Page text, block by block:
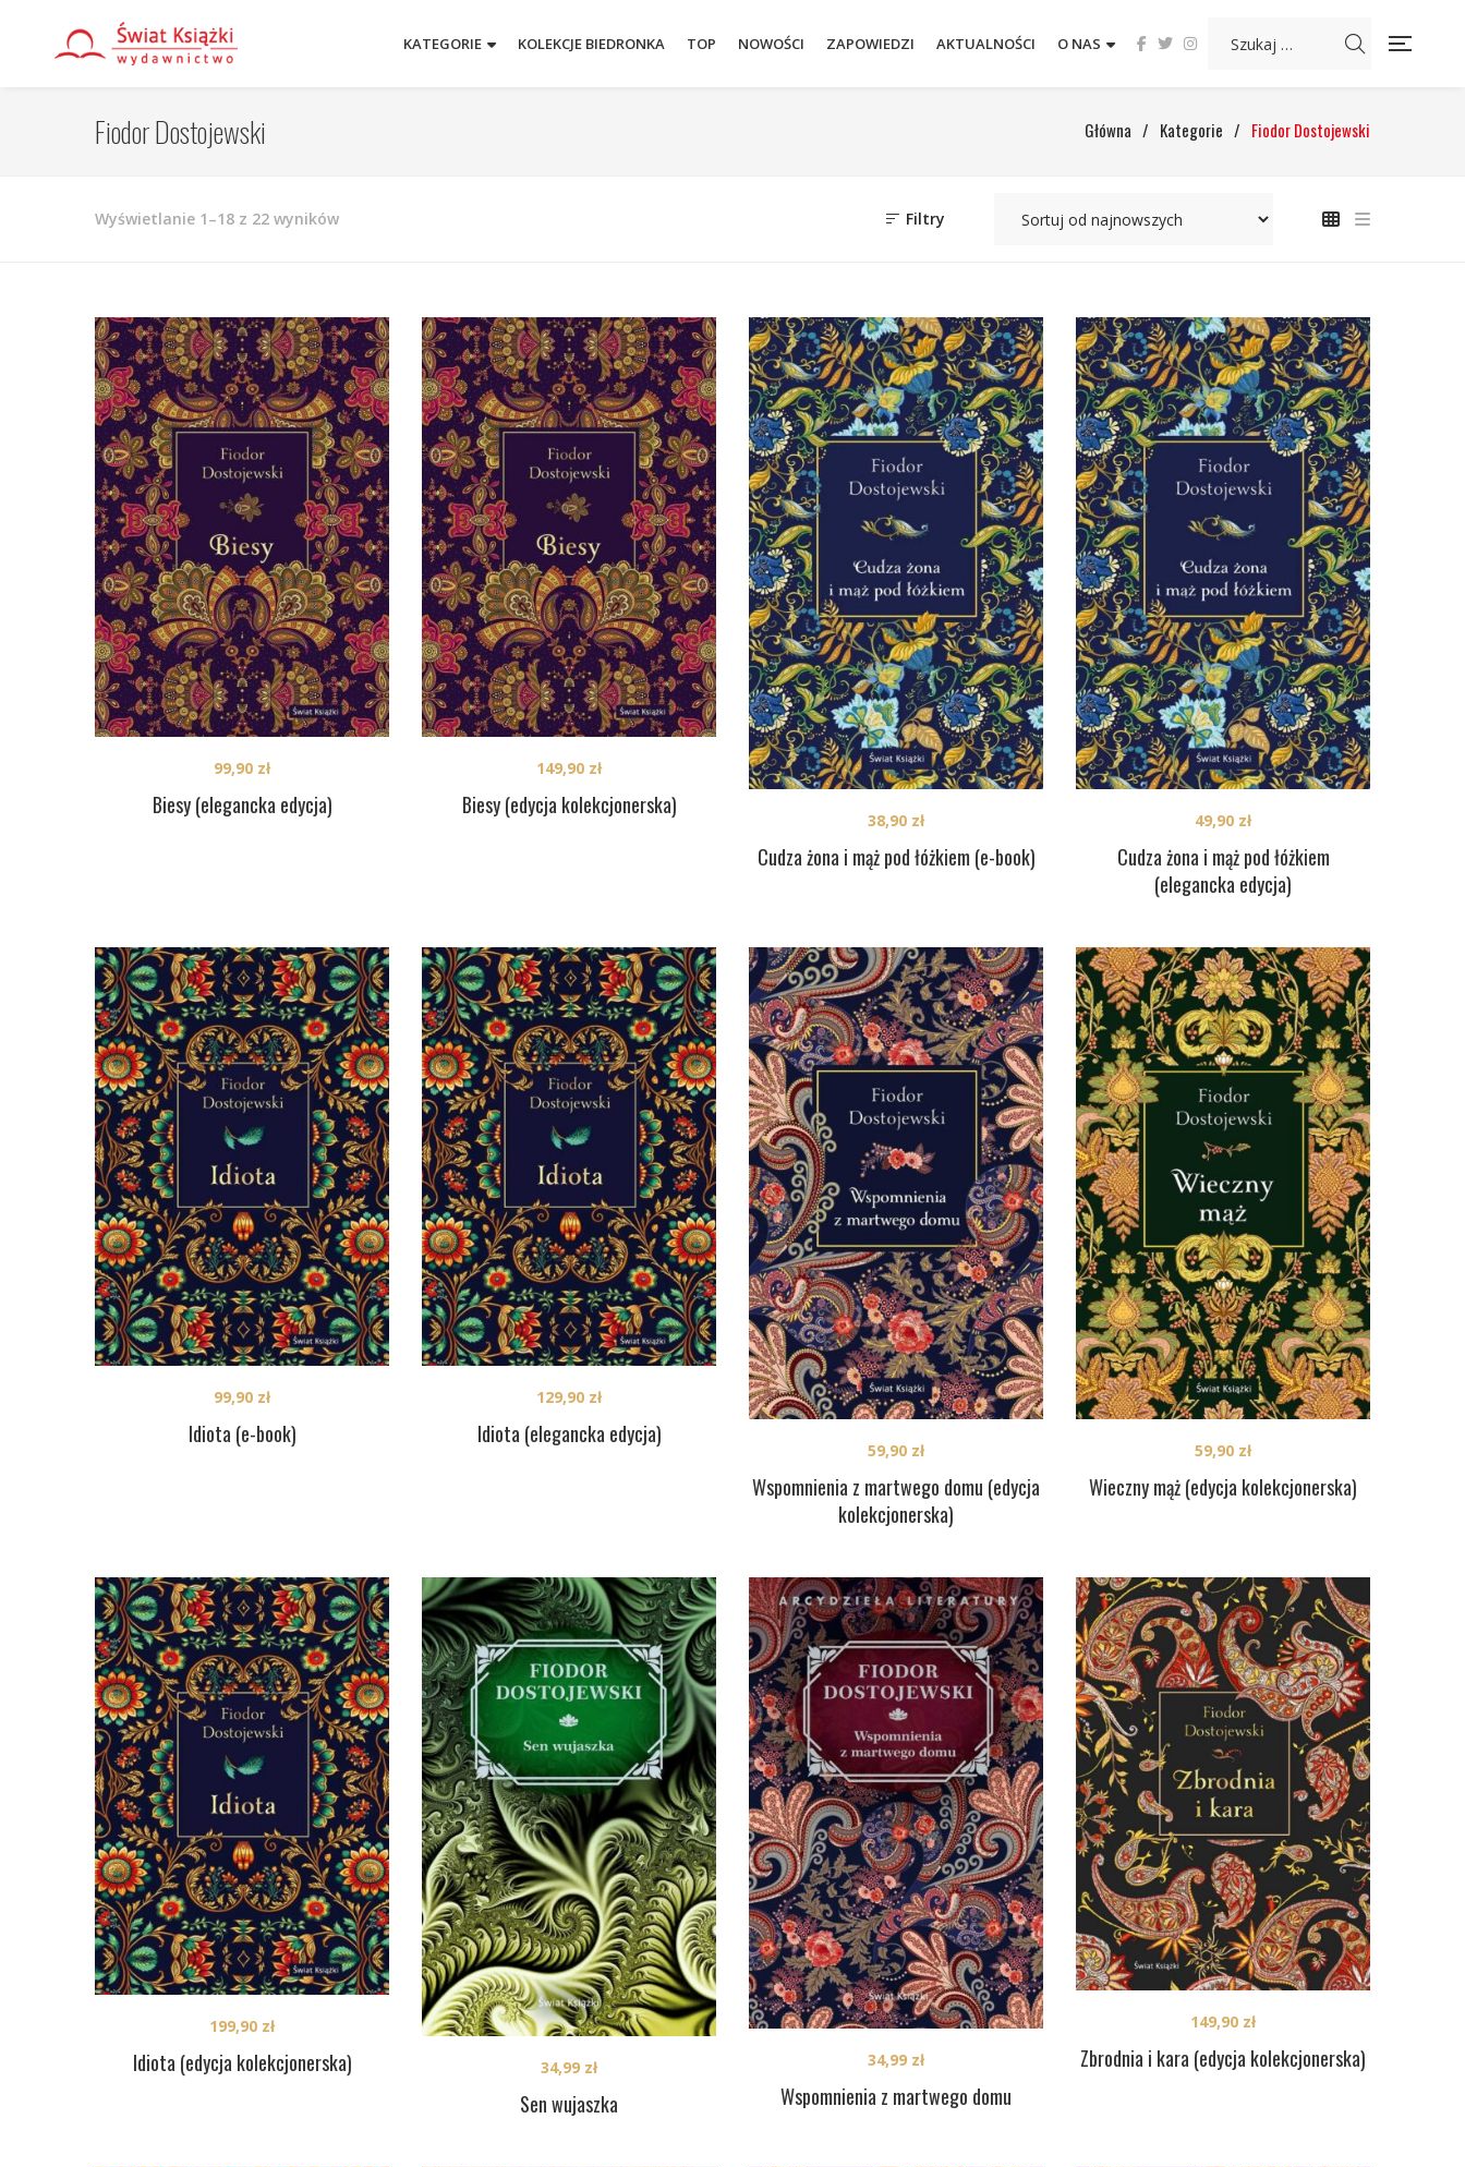
KATEGORIE KOLEKCJE BIEDRONKA TOP NOWOŚCI ZAPOWIEDZI AKTUALNOŚCI O NAS
Fiodor Dostojewski Główna / Kategorie / Fiodor Dostojewski
Wyświetlanie 1–18 z 22 wynikówPosortowane
Filtry
Biesy (elegancka edycja)
99,90 zł
Biesy (edycja kolekcjonerska)
149,90 zł
Cudza żona i mąż pod łóżkiem (e-book)
38,90 zł
Cudza żona i mąż pod łóżkiem
(elegancka edycja)
49,90 zł
Idiota (e-book)
99,90 zł
Idiota (elegancka edycja)
129,90 zł
Wspomnienia z martwego domu (edycja
kolekcjonerska)
59,90 zł
Wieczny mąż (edycja kolekcjonerska)
59,90 zł
Idiota (edycja kolekcjonerska)
199,90 zł
Sen wujaszka
34,99 zł
Wspomnienia z martwego domu
34,99 zł Zbrodnia i kara (edycja kolekcjonerska)
149,90 zł